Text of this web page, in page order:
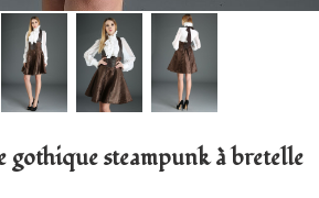
gothique steampunk à bretelle